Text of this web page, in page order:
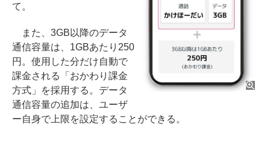
て。
また、3GB以降のデータ
通信容量は、1GBあたり250
円。使用した分だけ自動で
課金される「おかわり課金
方式」を採用する。データ
通信容量の追加は、ユーザ
ー自身で上限を設定することができる。